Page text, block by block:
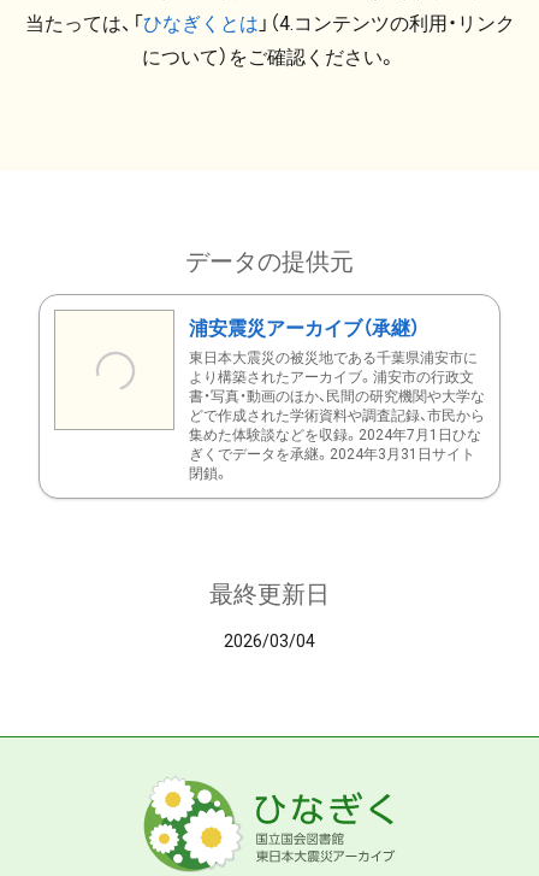
当たっては、「ひなぎくとは 」（4.コンテンツの利用・リンク
について）をご確認ください。
データの提供元
浦安震災アーカイブ（承継）
東日本大震災の被災地である千葉県浦安市に
より構築されたアーカイブ。浦安市の行政文
書・写真・動画のほか、民間の研究機関や大学な
どで作成された学術資料や調査記録、市民から
集めた体験談などを収録。2024年7月1日ひな
ぎくでデータを承継。2024年3月31日サイト
閉鎖。
最終更新日
2026/03/04